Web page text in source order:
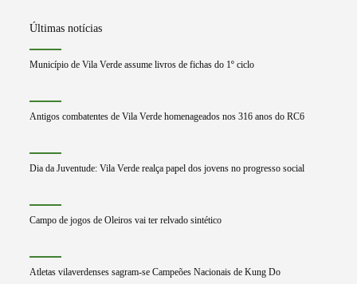
Últimas notícias
Município de Vila Verde assume livros de fichas do 1º ciclo
Antigos combatentes de Vila Verde homenageados nos 316 anos do RC6
Dia da Juventude: Vila Verde realça papel dos jovens no progresso social
Campo de jogos de Oleiros vai ter relvado sintético
Atletas vilaverdenses sagram-se Campeões Nacionais de Kung Do